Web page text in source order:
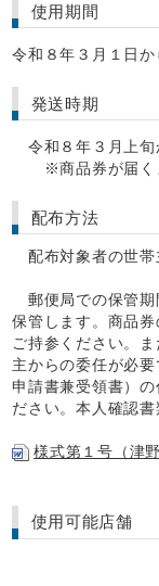
使用期間
令和８年３月１日
発送時期
令和８年３月上旬
※商品券が届くま
配布方法
配布対象者の世帯
郵便局での保管期
保管します。商品
ご持参ください。
主からの委任が必
申請書兼受領書）
ださい。本人確認書
様式第１号（津
使用可能店舗